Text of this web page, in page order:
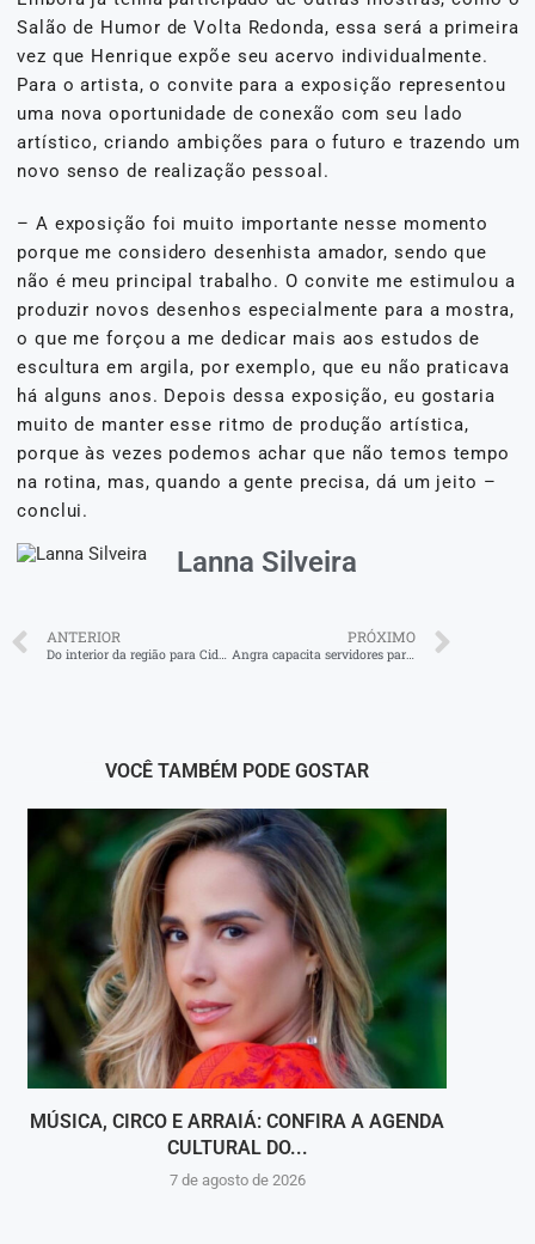
Salão de Humor de Volta Redonda, essa será a primeira
vez que Henrique expõe seu acervo individualmente.
Para o artista, o convite para a exposição representou
uma nova oportunidade de conexão com seu lado
artístico, criando ambições para o futuro e trazendo um
novo senso de realização pessoal.
– A exposição foi muito importante nesse momento
porque me considero desenhista amador, sendo que
não é meu principal trabalho. O convite me estimulou a
produzir novos desenhos especialmente para a mostra,
o que me forçou a me dedicar mais aos estudos de
escultura em argila, por exemplo, que eu não praticava
há alguns anos. Depois dessa exposição, eu gostaria
muito de manter esse ritmo de produção artística,
porque às vezes podemos achar que não temos tempo
na rotina, mas, quando a gente precisa, dá um jeito –
conclui.
Lanna Silveira
ANTERIOR PRÓXIMO
Angra capacita servidores para uso de aplicativo de gestão de desastres
VOCÊ TAMBÉM PODE GOSTAR
MÚSICA, CIRCO E ARRAIÁ: CONFIRA A AGENDA
CULTURAL DO...
7 de agosto de 2026